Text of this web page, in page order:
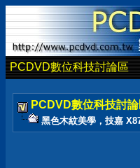
PCDVD數位科技討論區
PCDVD數位科技討
黑色木紋美學，技嘉